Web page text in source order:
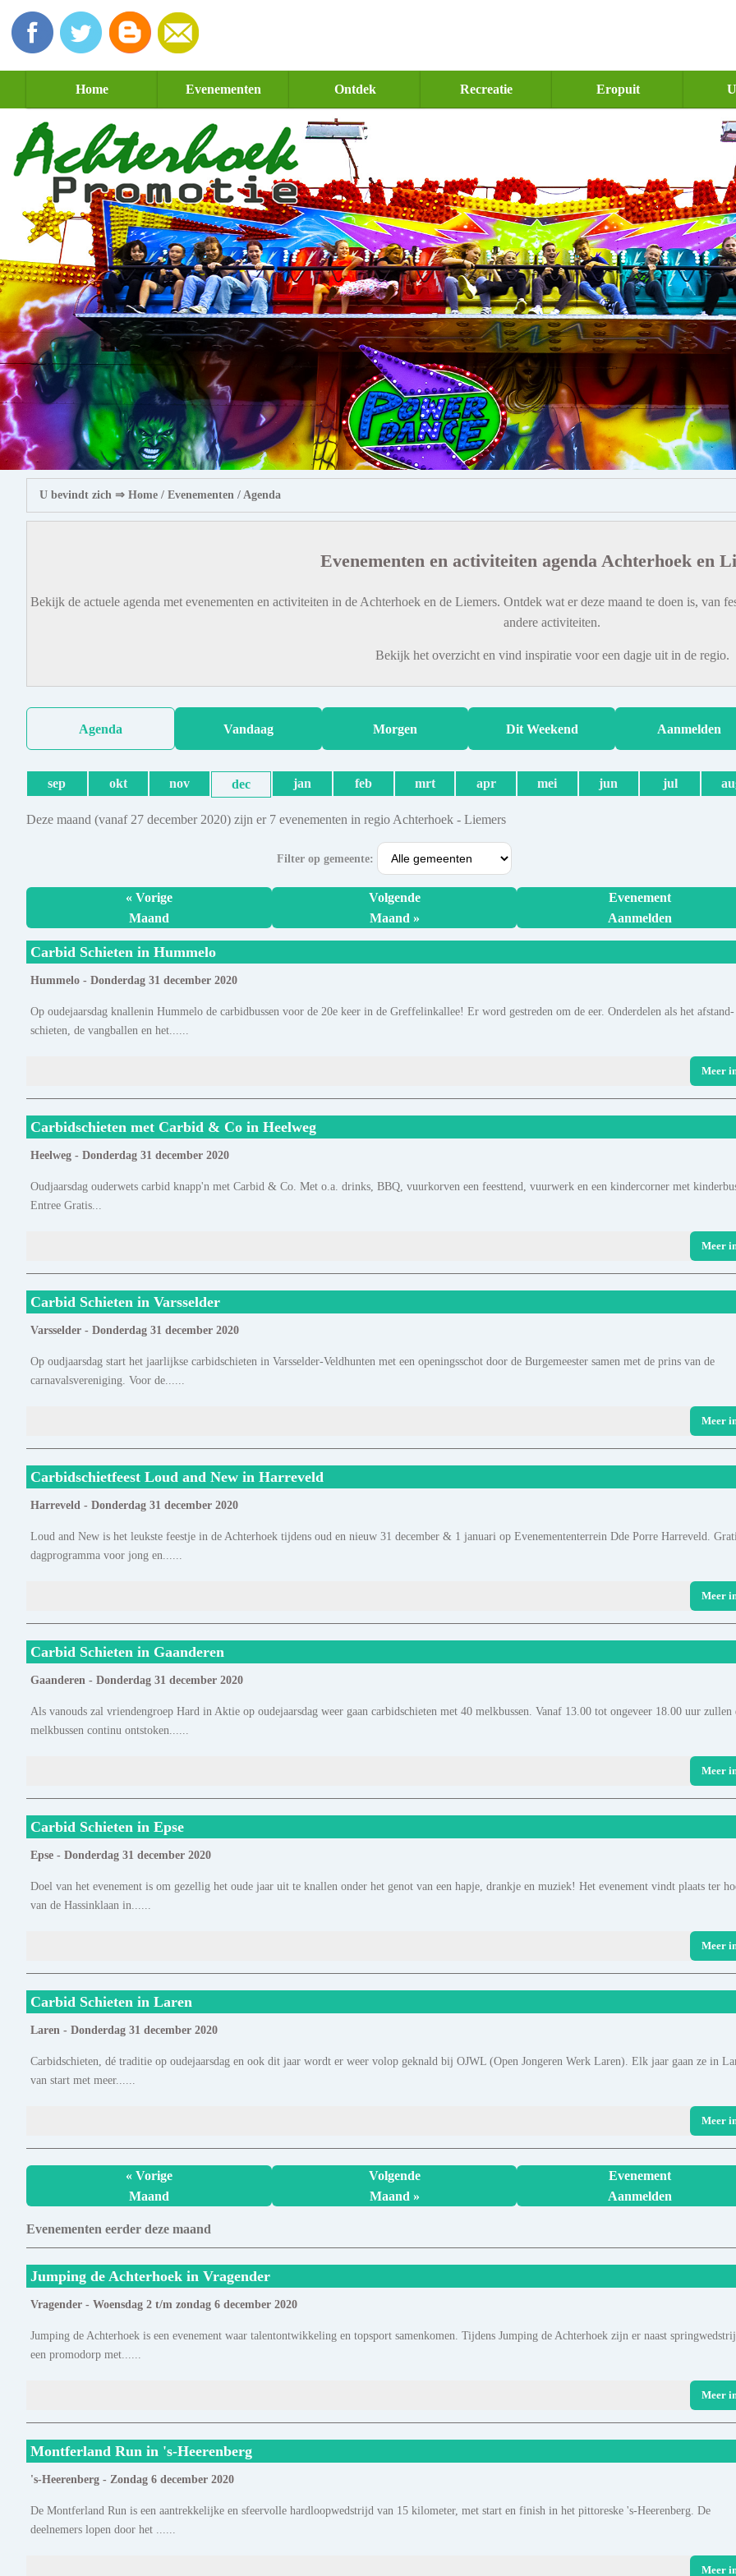
Home Evenementen Ontdek Recreatie Eropuit
U bevindt zich ⇒ Home / Evenementen / Agenda
Evenementen en activiteiten agenda Achterhoek en
Bekijk de actuele agenda met evenementen en activiteiten in de Achterhoek en de Liemers. Ontdek wat er deze maand te doen is, van
andere activiteiten.
Bekijk het overzicht en vind inspiratie voor een dagje uit in de regio.
Agenda Vandaag Morgen Dit Weekend Aanmelden
sep okt nov dec jan feb mrt apr mei jun jul
Deze maand (vanaf 27 december 2020) zijn er 7 evenementen in regio Achterhoek - Liemers
Filter op gemeente:
« Vorige
Maand
Volgende
Maand »
Evenement
Aanmelden
Carbid Schieten in Hummelo
Hummelo - Donderdag 31 december 2020
Op oudejaarsdag knallenin Hummelo de carbidbussen voor de 20e keer in de Greffelinkallee! Er word gestreden om de eer. Onderdelen als het afstand-
schieten, de vangballen en het......
Meer
Carbidschieten met Carbid & Co in Heelweg
Heelweg - Donderdag 31 december 2020
Oudjaarsdag ouderwets carbid knapp'n met Carbid & Co. Met o.a. drinks, BBQ, vuurkorven een feesttend, vuurwerk en een kindercorner met
Entree Gratis...
Meer
Carbid Schieten in Varsselder
Varsselder - Donderdag 31 december 2020
Op oudjaarsdag start het jaarlijkse carbidschieten in Varsselder-Veldhunten met een openingsschot door de Burgemeester samen met de prins van de
carnavalsvereniging. Voor de......
Meer
Carbidschietfeest Loud and New in Harreveld
Harreveld - Donderdag 31 december 2020
Loud and New is het leukste feestje in de Achterhoek tijdens oud en nieuw 31 december & 1 januari op Evenemententerrein Dde Porre Harreveld.
dagprogramma voor jong en......
Meer
Carbid Schieten in Gaanderen
Gaanderen - Donderdag 31 december 2020
Als vanouds zal vriendengroep Hard in Aktie op oudejaarsdag weer gaan carbidschieten met 40 melkbussen. Vanaf 13.00 tot ongeveer 18.00 uur zullen
melkbussen continu ontstoken......
Meer
Carbid Schieten in Epse
Epse - Donderdag 31 december 2020
Doel van het evenement is om gezellig het oude jaar uit te knallen onder het genot van een hapje, drankje en muziek! Het evenement vindt plaats ter
van de Hassinklaan in......
Meer
Carbid Schieten in Laren
Laren - Donderdag 31 december 2020
Carbidschieten, dé traditie op oudejaarsdag en ook dit jaar wordt er weer volop geknald bij OJWL (Open Jongeren Werk Laren). Elk jaar gaan ze in
van start met meer......
Meer
« Vorige
Maand
Volgende
Maand »
Evenement
Aanmelden
Evenementen eerder deze maand
Jumping de Achterhoek in Vragender
Vragender - Woensdag 2 t/m zondag 6 december 2020
Jumping de Achterhoek is een evenement waar talentontwikkeling en topsport samenkomen. Tijdens Jumping de Achterhoek zijn er naast
een promodorp met......
Meer
Montferland Run in 's-Heerenberg
's-Heerenberg - Zondag 6 december 2020
De Montferland Run is een aantrekkelijke en sfeervolle hardloopwedstrijd van 15 kilometer, met start en finish in het pittoreske 's-Heerenberg. De
deelnemers lopen door het ......
Meer